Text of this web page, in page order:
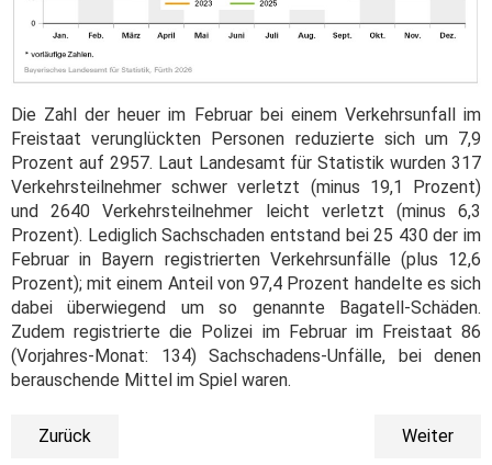
Die Zahl der heuer im Februar bei einem Verkehrsunfall im
Freistaat verunglückten Personen reduzierte sich um 7,9
Prozent auf 2957. Laut Landesamt für Statistik wurden 317
Verkehrsteilnehmer schwer verletzt (minus 19,1 Prozent)
und 2640 Verkehrsteilnehmer leicht verletzt (minus 6,3
Prozent). Lediglich Sachschaden entstand bei 25 430 der im
Februar in Bayern registrierten Verkehrsunfälle (plus 12,6
Prozent); mit einem Anteil von 97,4 Prozent handelte es sich
dabei überwiegend um so genannte Bagatell-Schäden.
Zudem registrierte die Polizei im Februar im Freistaat 86
(Vorjahres-Monat: 134) Sachschadens-Unfälle, bei denen
berauschende Mittel im Spiel waren.
Zurück Weiter